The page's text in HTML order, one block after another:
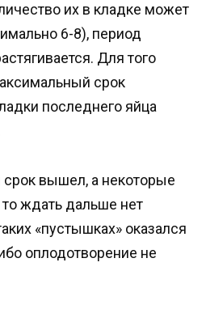
их в кладке может
6-8), период
Для того
срок
последнего яйца
вышел, а некоторые
ждать дальше нет
«пустышках» оказался
оплодотворение не